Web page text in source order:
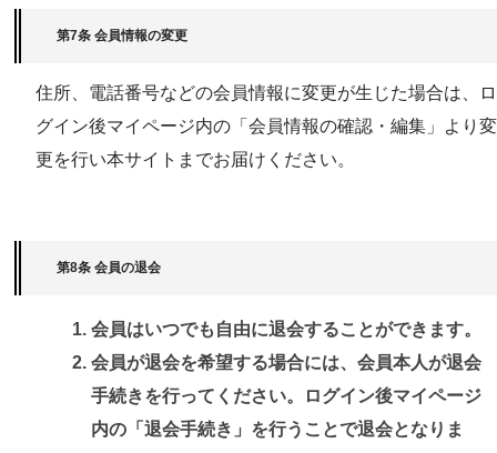
第7条 会員情報の変更
住所、電話番号などの会員情報に変更が生じた場合は、ロ
グイン後マイページ内の「会員情報の確認・編集」より変
更を行い本サイトまでお届けください。
第8条 会員の退会
会員はいつでも自由に退会することができます。
会員が退会を希望する場合には、会員本人が退会
手続きを行ってください。ログイン後マイページ
内の「退会手続き」を行うことで退会となりま